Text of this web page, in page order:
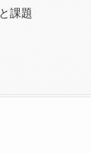
課題